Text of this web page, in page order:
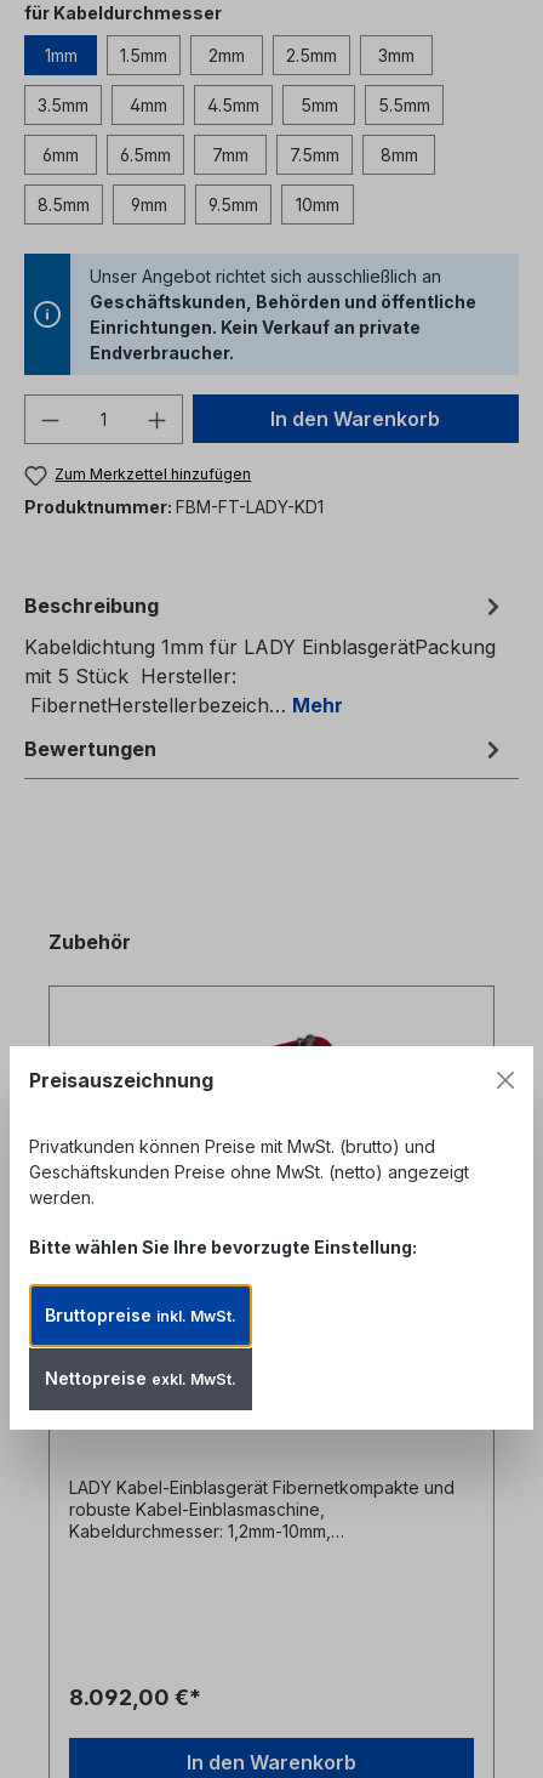
für Kabeldurchmesserauswählen
1mm 1.5mm 2mm 2.5mm 3mm
3.5mm 4mm 4.5mm 5mm 5.5mm
6mm 6.5mm 7mm 7.5mm 8mm
8.5mm 9mm 9.5mm 10mm
Unser Angebot richtet sich ausschließlich an
Geschäftskunden, Behörden und öffentliche
Einrichtungen. Kein Verkauf an private
Endverbraucher.
Produkt Anzahl: Gib denIn den Warenkorb
Zum Merkzettel hinzufügen
Produktnummer: FBM-FT-LADY-KD1
Beschreibung
Kabeldichtung 1mm für LADY EinblasgerätPackung
mit 5 Stück Hersteller:
FibernetHerstellerbezeich… Mehr
Bewertungen
Produktgalerie überspringen
Zubehör
LADY Einblasgerät für 1,2mm-10mm
Kabel Fibernet
LADY Kabel-Einblasgerät Fibernetkompakte und
robuste Kabel-Einblasmaschine,
Kabeldurchmesser: 1,2mm-10mm,
Kabeldurchmesser einstellbardoppelte
TraktionSchnellkupplungsanschluss (universell)
8.092,00 €*
In den Warenkorb
Preisauszeichnung
Privatkunden können Preise mit MwSt. (brutto) und
Geschäftskunden Preise ohne MwSt. (netto) angezeigt
werden.
Bitte wählen Sie Ihre bevorzugte Einstellung:
Bruttopreise inkl. MwSt.
Nettopreise exkl. MwSt.